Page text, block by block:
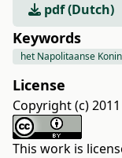
pdf (Dutch)
Keywords
het Napolitaanse
License
Copyright (c)
This work is